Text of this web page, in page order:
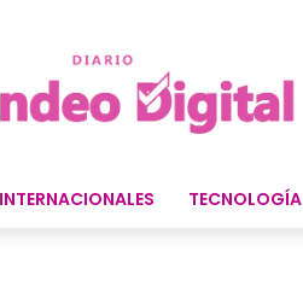
INTERNACIONALES TECNOLOGÍA